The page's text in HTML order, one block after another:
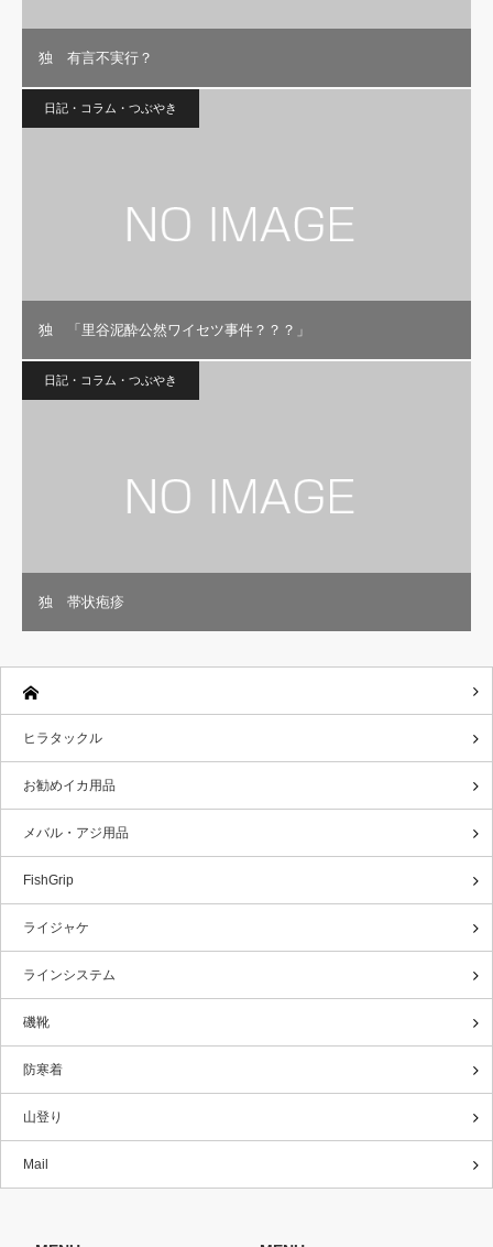
独 有言不実行？
日記・コラム・つぶやき
独 「里谷泥酔公然ワイセツ事件？？？」
日記・コラム・つぶやき
独 帯状疱疹
ヒラタックル
お勧めイカ用品
メバル・アジ用品
FishGrip
ライジャケ
ラインシステム
磯靴
防寒着
山登り
Mail